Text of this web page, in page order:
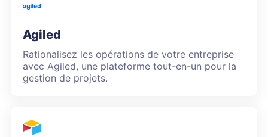
Agiled
Rationalisez les opérations de votre entreprise
avec Agiled, une plateforme tout-en-un pour la
gestion de projets.